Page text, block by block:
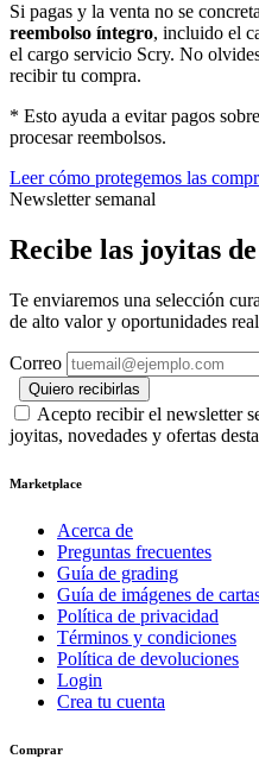
Si pagas y la venta no se
reembolso íntegro, incluido el
el cargo servicio Scry. No
recibir tu compra.
* Esto ayuda a evitar pagos
procesar reembolsos.
Leer cómo protegemos las
Newsletter semanal
Recibe las joyitas
Te enviaremos una selección
de alto valor y oportunidades
Correo
Quiero recibirlas
Acepto recibir el newsletter
joyitas, novedades y ofertas
Marketplace
Acerca de
Preguntas frecuentes
Guía de grading
Guía de imágenes de
Política de privacidad
Términos y condiciones
Política de devoluciones
Login
Crea tu cuenta
Comprar